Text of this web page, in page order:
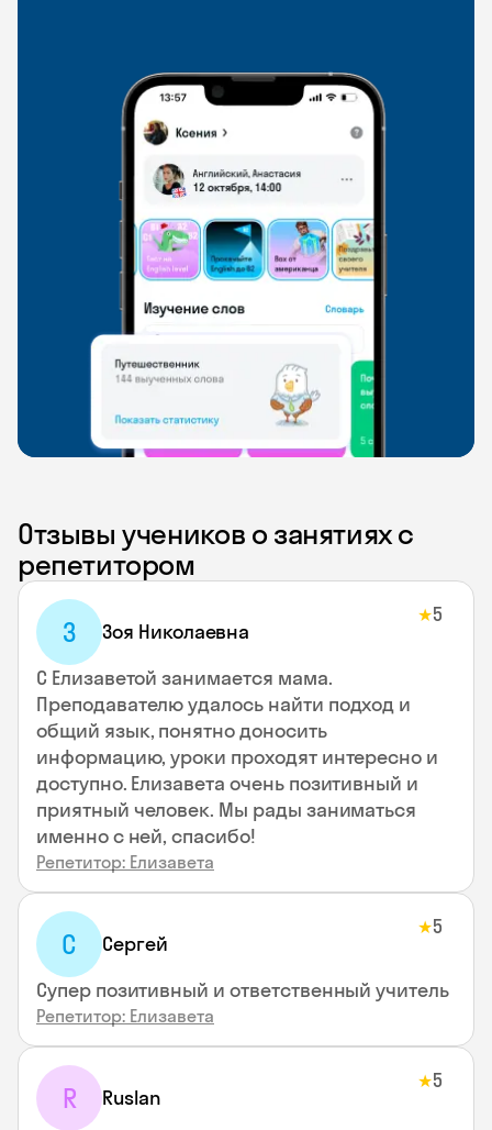
Отзывы учеников о занятиях с
репетитором
З Зоя Николаевна
★5
С Елизаветой занимается мама.
Преподавателю удалось найти подход и
общий язык, понятно доносить
информацию, уроки проходят интересно и
доступно. Елизавета очень позитивный и
приятный человек. Мы рады заниматься
именно с ней, спасибо!
Репетитор: Елизавета
С Сергей
★5
Супер позитивный и ответственный учитель
Репетитор: Елизавета
R Ruslan
★5